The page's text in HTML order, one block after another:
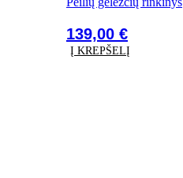
139,00 €
Į KREPŠELĮ